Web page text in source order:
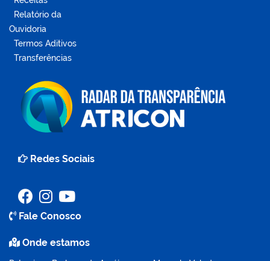
Relatório da
Ouvidoria
Termos Aditivos
Transferências
Redes Sociais
Fale Conosco
Onde estamos